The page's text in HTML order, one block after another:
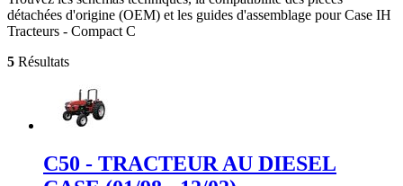
détachées d'origine (OEM) et les guides d'assemblage pour Case IH
Tracteurs - Compact C
5 Résultats
C50 - TRACTEUR AU DIESEL